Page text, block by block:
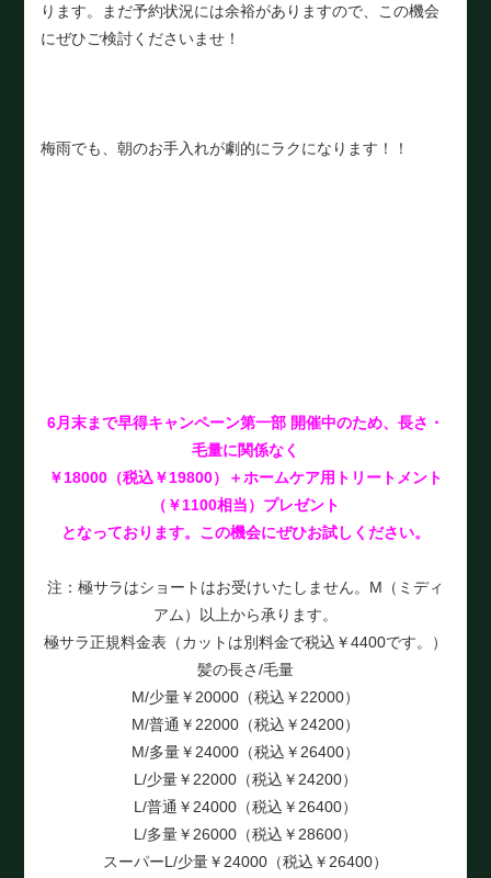
ります。まだ予約状況には余裕がありますので、この機会
にぜひご検討くださいませ！
梅雨でも、朝のお手入れが劇的にラクになります！！
6月末まで早得キャンペーン第一部 開催中のため、長さ・
毛量に関係なく
￥18000（税込￥19800）＋ホームケア用トリートメント
（￥1100相当）プレゼント
となっております。この機会にぜひお試しください。
注：極サラはショートはお受けいたしません。M（ミディ
アム）以上から承ります。
極サラ正規料金表（カットは別料金で税込￥4400です。）
髪の長さ/毛量
M/少量￥20000（税込￥22000）
M/普通￥22000（税込￥24200）
M/多量￥24000（税込￥26400）
L/少量￥22000（税込￥24200）
L/普通￥24000（税込￥26400）
L/多量￥26000（税込￥28600）
スーパーL/少量￥24000（税込￥26400）